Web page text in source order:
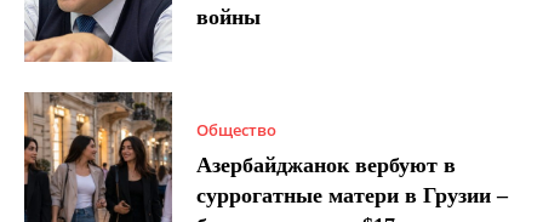
войны
Общество
Азербайджанок вербуют в
суррогатные матери в Грузии –